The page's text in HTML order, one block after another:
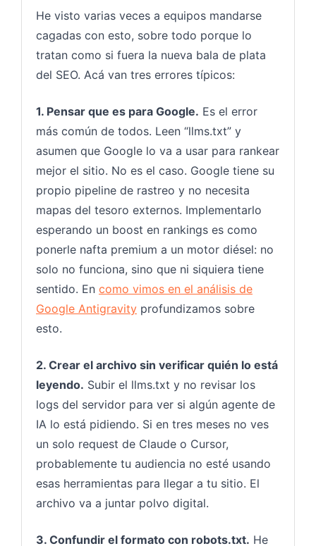
He visto varias veces a equipos mandarse
cagadas con esto, sobre todo porque lo
tratan como si fuera la nueva bala de plata
del SEO. Acá van tres errores típicos:
1. Pensar que es para Google. Es el error
más común de todos. Leen “llms.txt” y
asumen que Google lo va a usar para rankear
mejor el sitio. No es el caso. Google tiene su
propio pipeline de rastreo y no necesita
mapas del tesoro externos. Implementarlo
esperando un boost en rankings es como
ponerle nafta premium a un motor diésel: no
solo no funciona, sino que ni siquiera tiene
sentido. En como vimos en el análisis de
Google Antigravity profundizamos sobre
esto.
2. Crear el archivo sin verificar quién lo está
leyendo. Subir el llms.txt y no revisar los
logs del servidor para ver si algún agente de
IA lo está pidiendo. Si en tres meses no ves
un solo request de Claude o Cursor,
probablemente tu audiencia no esté usando
esas herramientas para llegar a tu sitio. El
archivo va a juntar polvo digital.
3. Confundir el formato con robots.txt. He